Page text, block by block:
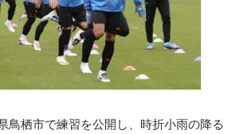
鳥栖市で練習を公開し、時折小雨の降る